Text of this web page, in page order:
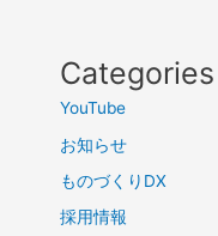
Categories
YouTube
お知らせ
ものづくりDX
採用情報